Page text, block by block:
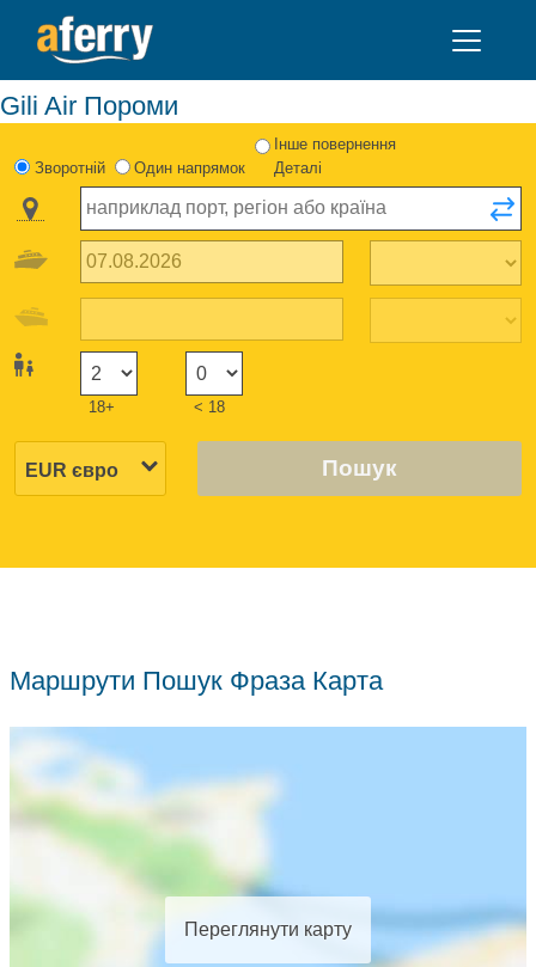
Gili Air Пороми
Зворотній Один напрямок
Інше повернення
Деталі
18+ < 18
Пошук
Маршрути Пошук Фраза Карта
Переглянути карту